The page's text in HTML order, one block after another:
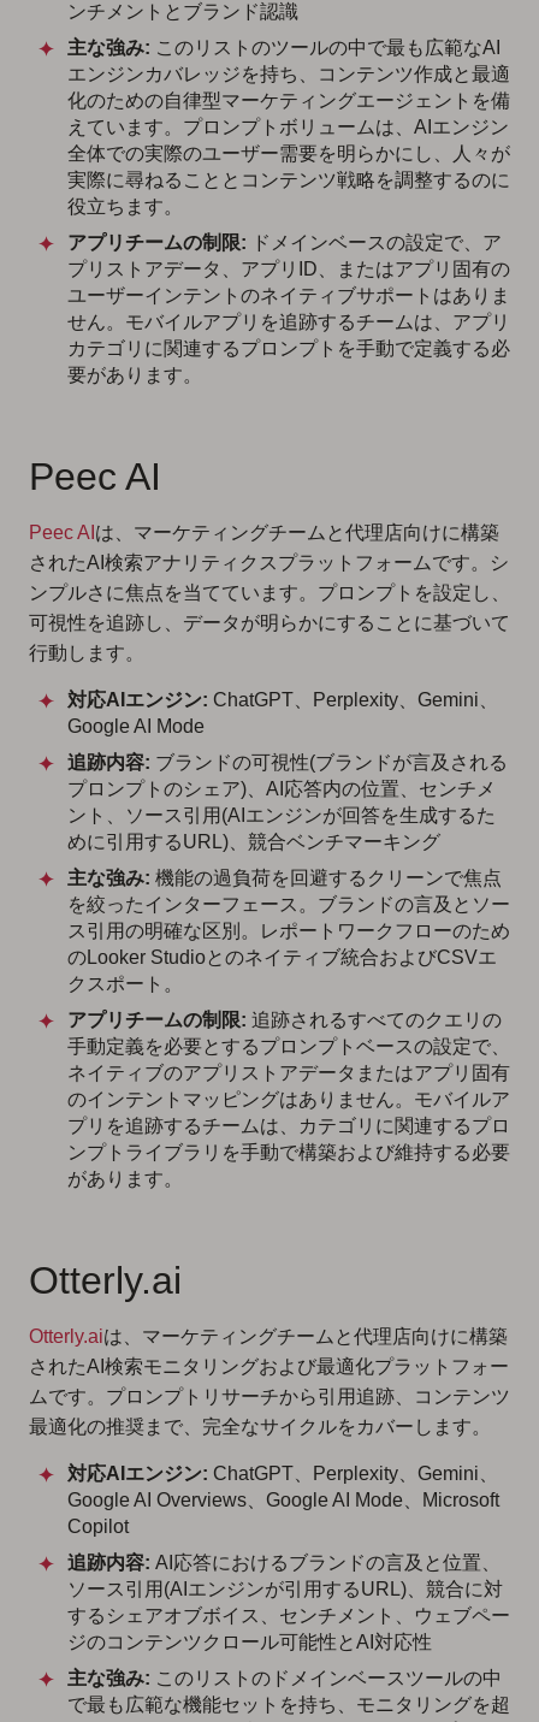
ンチメントとブランド認識
主な強み: このリストのツールの中で最も広範なAI
エンジンカバレッジを持ち、コンテンツ作成と最適
化のための自律型マーケティングエージェントを備
えています。プロンプトボリュームは、AIエンジン
全体での実際のユーザー需要を明らかにし、人々が
実際に尋ねることとコンテンツ戦略を調整するのに
役立ちます。
アプリチームの制限: ドメインベースの設定で、ア
プリストアデータ、アプリID、またはアプリ固有の
ユーザーインテントのネイティブサポートはありま
せん。モバイルアプリを追跡するチームは、アプリ
カテゴリに関連するプロンプトを手動で定義する必
要があります。
Peec AI
Peec AI は、マーケティングチームと代理店向けに構築
されたAI検索アナリティクスプラットフォームです。シ
ンプルさに焦点を当てています。プロンプトを設定し、
可視性を追跡し、データが明らかにすることに基づいて
行動します。
対応AIエンジン: ChatGPT、Perplexity、Gemini、
Google AI Mode
追跡内容: ブランドの可視性(ブランドが言及される
プロンプトのシェア)、AI応答内の位置、センチメ
ント、ソース引用(AIエンジンが回答を生成するた
めに引用するURL)、競合ベンチマーキング
主な強み: 機能の過負荷を回避するクリーンで焦点
を絞ったインターフェース。ブランドの言及とソー
ス引用の明確な区別。レポートワークフローのため
のLooker Studioとのネイティブ統合およびCSVエ
クスポート。
アプリチームの制限: 追跡されるすべてのクエリの
手動定義を必要とするプロンプトベースの設定で、
ネイティブのアプリストアデータまたはアプリ固有
のインテントマッピングはありません。モバイルア
プリを追跡するチームは、カテゴリに関連するプロ
ンプトライブラリを手動で構築および維持する必要
があります。
Otterly.ai
Otterly.aiは、マーケティングチームと代理店向けに構築
されたAI検索モニタリングおよび最適化プラットフォー
ムです。プロンプトリサーチから引用追跡、コンテンツ
最適化の推奨まで、完全なサイクルをカバーします。
対応AIエンジン: ChatGPT、Perplexity、Gemini、
Google AI Overviews、Google AI Mode、Microsoft
Copilot
追跡内容: AI応答におけるブランドの言及と位置、
ソース引用(AIエンジンが引用するURL)、競合に対
するシェアオブボイス、センチメント、ウェブペー
ジのコンテンツクロール可能性とAI対応性
主な強み: このリストのドメインベースツールの中
で最も広範な機能セットを持ち、モニタリングを超